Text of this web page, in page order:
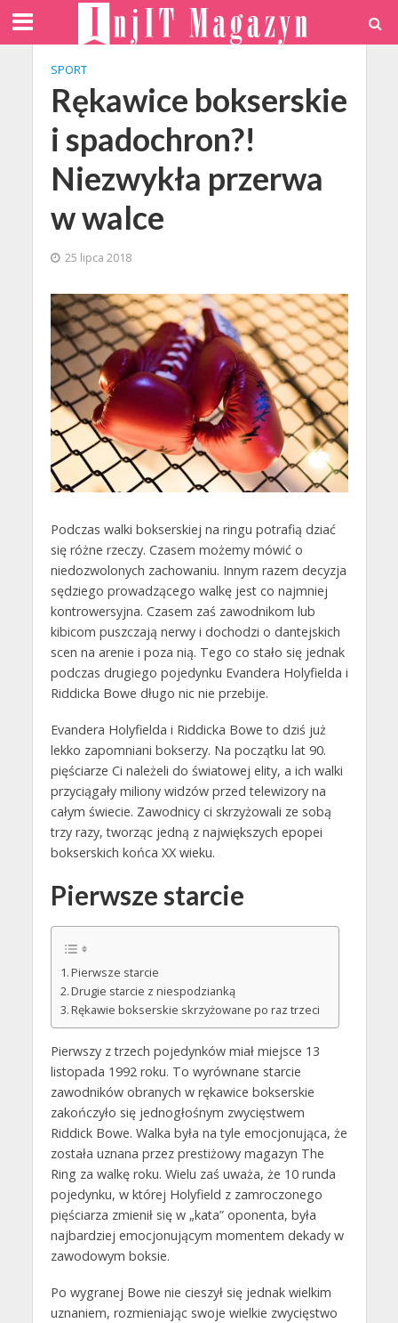
SPORT
Rękawice bokserskie
i spadochron?!
Niezwykła przerwa
w walce
25 lipca 2018
Podczas walki bokserskiej na ringu potrafią dziać
się różne rzeczy. Czasem możemy mówić o
niedozwolonych zachowaniu. Innym razem decyzja
sędziego prowadzącego walkę jest co najmniej
kontrowersyjna. Czasem zaś zawodnikom lub
kibicom puszczają nerwy i dochodzi o dantejskich
scen na arenie i poza nią. Tego co stało się jednak
podczas drugiego pojedynku Evandera Holyfielda i
Riddicka Bowe długo nic nie przebije.
Evandera Holyfielda i Riddicka Bowe to dziś już
lekko zapomniani bokserzy. Na początku lat 90.
pięściarze Ci należeli do światowej elity, a ich walki
przyciągały miliony widzów przed telewizory na
całym świecie. Zawodnicy ci skrzyżowali ze sobą
trzy razy, tworząc jedną z największych epopei
bokserskich końca XX wieku.
Pierwsze starcie
Pierwsze starcie
Drugie starcie z niespodzianką
Rękawie bokserskie skrzyżowane po raz trzeci
Pierwszy z trzech pojedynków miał miejsce 13
listopada 1992 roku. To wyrównane starcie
zawodników obranych w rękawice bokserskie
zakończyło się jednogłośnym zwycięstwem
Riddick Bowe. Walka była na tyle emocjonująca, że
została uznana przez prestiżowy magazyn The
Ring za walkę roku. Wielu zaś uważa, że 10 runda
pojedynku, w której Holyfield z zamroczonego
pięściarza zmienił się w „kata” oponenta, była
najbardziej emocjonującym momentem dekady w
zawodowym boksie.
Po wygranej Bowe nie cieszył się jednak wielkim
uznaniem, rozmieniając swoje wielkie zwycięstwo